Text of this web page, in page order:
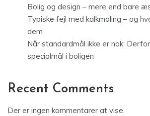
Bolig og design – mere end bare
Typiske fejl med kalkmaling – og
dem
Når standardmål ikke er nok:
specialmål i boligen
Recent Comments
Der er ingen kommentarer at vise.